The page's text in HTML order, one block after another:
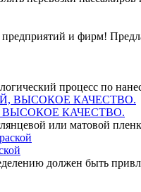
и фирм!
процесс по
КАЧЕСТВО.
или матовой
должен быть